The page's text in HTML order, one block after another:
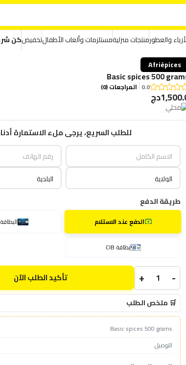
والعطورمنتجات منزليةمستلزمات وألعاب الأطفالتخفيضكن
Afriépices
Basic spices 500
0.0 المراجعات (0)
للطلب السريع، يرجى ملء الاستمارة
طريقة الدفع
الدفع عند الاستلام
بطاقة CIB
-
+ تأكيد الطلب الآن
🛒 ملخص الطلب
Basic spices 500 grams
التوصيل